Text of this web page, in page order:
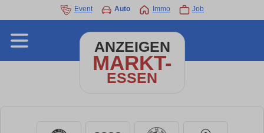
Event Auto Immo Job
ANZEIGEN
MARKT-
ESSEN